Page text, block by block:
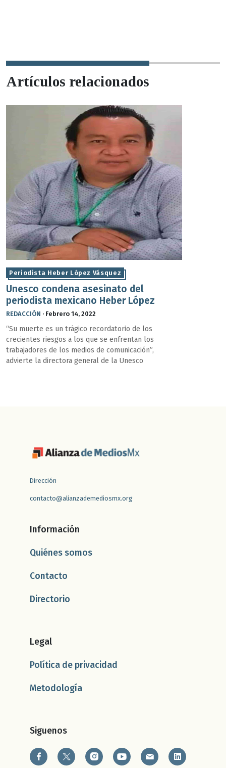
Artículos relacionados
Periodista Heber López Vásquez
Unesco condena asesinato del
periodista mexicano Heber López
REDACCIÓN · Febrero 14, 2022
“Su muerte es un trágico recordatorio de los
crecientes riesgos a los que se enfrentan los
trabajadores de los medios de comunicación”,
advierte la directora general de la Unesco
Dirección
contacto@alianzademediosmx.org
Información
Quiénes somos
Contacto
Directorio
Legal
Política de privacidad
Metodología
Siguenos